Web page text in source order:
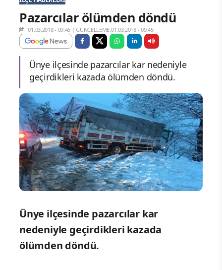
Pazarcılar ölümden döndü
01.03.2018 - 09:45 |GÜNCELLEME:01.03.2018 - 09:45
Ünye ilçesinde pazarcılar kar nedeniyle
geçirdikleri kazada ölümden döndü.
Ünye ilçesinde pazarcılar kar
nedeniyle geçirdikleri kazada
ölümden döndü.